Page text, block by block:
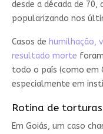
desde a década de 70,
popularizando nos
Casos de humilhação,
resultado morte
todo o país (como em
especialmente em
Rotina de torturas
Em Goiás, um caso